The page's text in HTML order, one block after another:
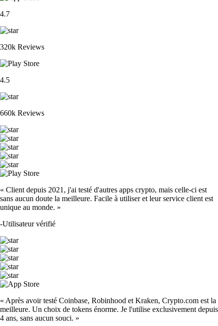
4.7
320k Reviews
4.5
660k Reviews
« Client depuis 2021, j'ai testé d'autres apps crypto, mais celle-ci est
sans aucun doute la meilleure. Facile à utiliser et leur service client est
unique au monde. »
-Utilisateur vérifié
« Après avoir testé Coinbase, Robinhood et Kraken, Crypto.com est la
meilleure. Un choix de tokens énorme. Je l'utilise exclusivement depuis
4 ans, sans aucun souci. »